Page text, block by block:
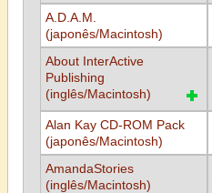
A.D.A.M.
(japonês/Macintosh)
About InterActive
Publishing
(inglês/Macintosh)
Alan Kay CD-ROM Pack
(japonês/Macintosh)
AmandaStories
(inglês/Macintosh)